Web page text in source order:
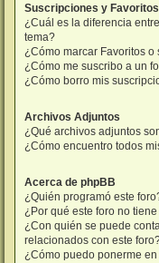
Suscripciones y Favoritos
¿Cuál es la diferencia
tema?
¿Cómo marcar Favoritos
¿Cómo me suscribo a un
¿Cómo borro mis
Archivos Adjuntos
¿Qué archivos adjuntos
¿Cómo encuentro todos
Acerca de phpBB
¿Quién programó este
¿Por qué este foro no
¿Con quién se puede
relacionados con este
¿Cómo puedo ponerme